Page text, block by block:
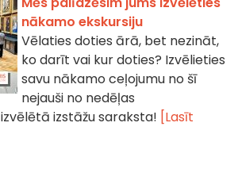
nākamo ekskursiju
Vēlaties doties ārā, bet nezināt,
ko darīt vai kur doties? Izvēlieties
savu nākamo ceļojumu no šī
nejauši no nedēļas
izstāžu saraksta! [Lasīt